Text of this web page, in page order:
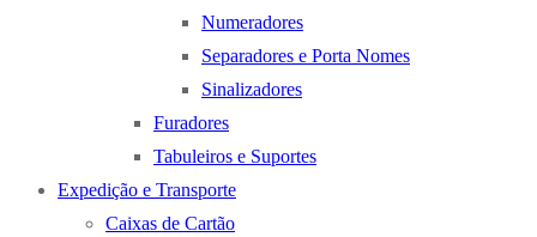
Numeradores
Separadores e Porta Nomes
Sinalizadores
Furadores
Tabuleiros e Suportes
Expedição e Transporte
Caixas de Cartão